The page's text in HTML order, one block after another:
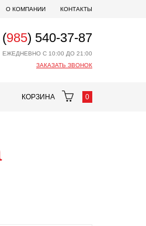
О КОМПАНИИ КОНТАКТЫ
985) 540-37-87
ЕЖЕДНЕВНО С 10:00 ДО 21:00
ЗАКАЗАТЬ ЗВОНОК
КОРЗИНА 0